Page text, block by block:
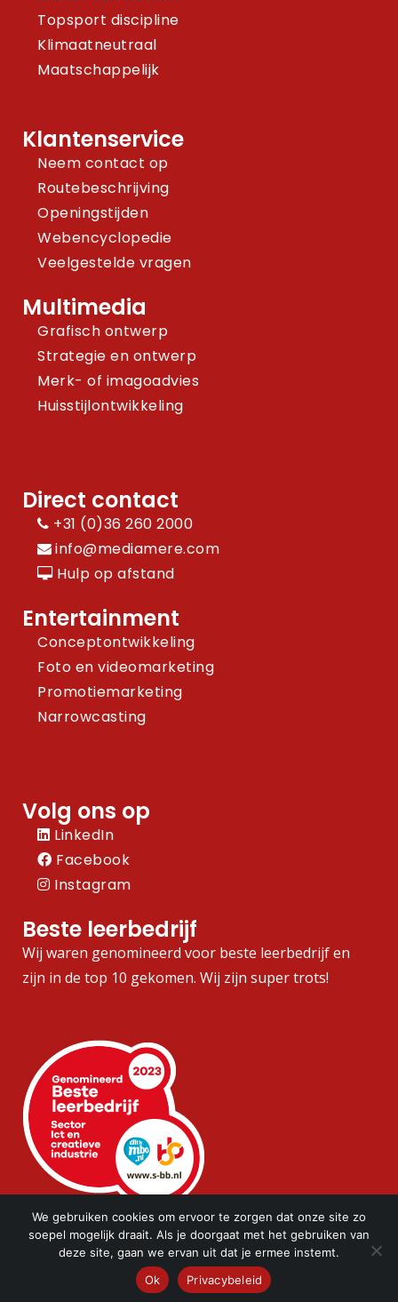
Topsport discipline
Klimaatneutraal
Maatschappelijk
Klantenservice
Neem contact op
Routebeschrijving
Openingstijden
Webencyclopedie
Veelgestelde vragen
Multimedia
Grafisch ontwerp
Strategie en ontwerp
Merk- of imagoadvies
Huisstijlontwikkeling
Direct contact
+31 (0)36 260 2000
info@mediamere.com
Hulp op afstand
Entertainment
Conceptontwikkeling
Foto en videomarketing
Promotiemarketing
Narrowcasting
Volg ons op
LinkedIn
Facebook
Instagram
Beste leerbedrijf
Wij waren genomineerd voor beste leerbedrijf en
zijn in de top 10 gekomen. Wij zijn super trots!
2026 MediaMere |Privacystatement
We gebruiken cookies om ervoor te zorgen dat onze site zo
soepel mogelijk draait. Als je doorgaat met het gebruiken van
deze site, gaan we ervan uit dat je ermee instemt.
Ok
Privacybeleid